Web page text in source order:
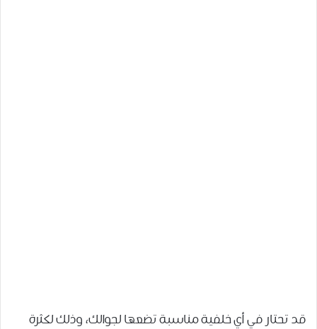
قد تحتار في أي خلفية مناسبة تضعها لجوالك، وذلك لكثرة